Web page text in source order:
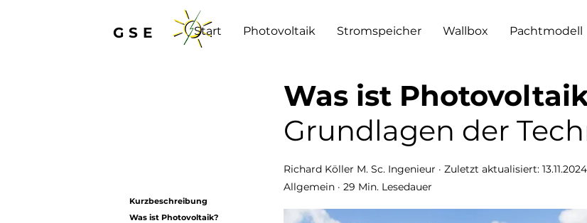
GSE Start Photovoltaik Stromspeicher Wallbox Pachtmodell
Kurzbeschreibung
Was ist Photovoltaik?
Was ist
Grundlagen der
Richard Köller M. Sc. Ingenieur · Zuletzt aktualisiert: 13.11.2024
Allgemein · 29 Min. Lesedauer